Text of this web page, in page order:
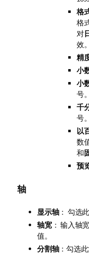
格
格
对
效。
精
小
小
号。
千
号。
以
数
和
预
轴
显示轴： 勾选
轴宽： 输入轴
值。
分割轴：勾选